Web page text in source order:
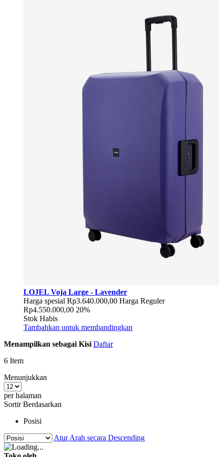
LOJEL Voja Large - Lavender
Harga spesial Rp3.640.000,00 Harga Reguler
Rp4.550.000,00 20%
Stok Habis
Tambahkan untuk membandingkan
Menampilkan sebagai Kisi Daftar
6 Item
Menunjukkan
per halaman
Sortir Berdasarkan
Posisi
Atur Arah secara Descending